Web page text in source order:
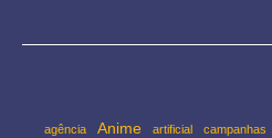
agência Anime artificial campanhas